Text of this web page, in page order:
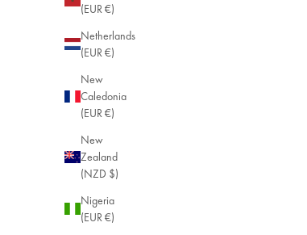
(EUR €)
Netherlands
(EUR €)
New
Caledonia
(EUR €)
New
Zealand
(NZD $)
Nigeria
(EUR €)